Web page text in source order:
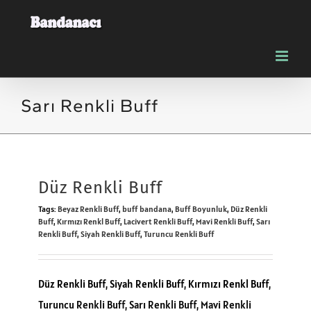
Sarı Renkli Buff
Düz Renkli Buff
Tags: Beyaz Renkli Buff, buff bandana, Buff Boyunluk, Düz Renkli
Buff, Kırmızı Renkl Buff, Lacivert Renkli Buff, Mavi Renkli Buff, Sarı
Renkli Buff, Siyah Renkli Buff, Turuncu Renkli Buff
Düz Renkli Buff,Siyah Renkli Buff, Kırmızı Renkl Buff,
Turuncu Renkli Buff, Sarı Renkli Buff, Mavi Renkli